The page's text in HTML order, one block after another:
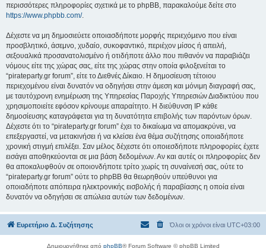
περισσότερες πληροφορίες σχετικά με το phpBB, παρακαλούμε δείτε στο
https://www.phpbb.com/.
Δέχεστε να μη δημοσιεύετε οποιασδήποτε μορφής περιεχόμενο που είναι
προσβλητικό, άσεμνο, χυδαίο, συκοφαντικό, περιέχον μίσος ή απειλή,
σεξουαλικά προσανατολισμένο ή οτιδήποτε άλλο που πιθανόν να παραβιάζει
νόμους είτε της χώρας σας, είτε της χώρας στην οποία φιλοξενείται το
“pirateparty.gr forum”, είτε το Διεθνές Δίκαιο. Η δημοσίευση τέτοιου
περιεχομένου είναι δυνατόν να οδηγήσει στην άμεση και μόνιμη διαγραφή σας,
με ταυτόχρονη ενημέρωση της Υπηρεσίας Παροχής Υπηρεσιών Διαδικτύου που
χρησιμοποιείτε εφόσον κρίνουμε απαραίτητο. Η διεύθυνση IP κάθε
δημοσίευσης καταγράφεται για τη δυνατότητα επιβολής των παρόντων όρων.
Δέχεστε ότι το “pirateparty.gr forum” έχει το δικαίωμα να απομακρύνει, να
επεξεργαστεί, να μετακινήσει ή να κλείσει ένα θέμα συζήτησης οποιαδήποτε
χρονική στιγμή επιλέξει. Σαν μέλος δέχεστε ότι οποιεσδήποτε πληροφορίες έχετε
εισάγει αποθηκεύονται σε μια βάση δεδομένων. Αν και αυτές οι πληροφορίες δεν
θα αποκαλυφθούν σε οποιονδήποτε τρίτο χωρίς τη συναίνεσή σας, ούτε το
“pirateparty.gr forum” ούτε το phpBB θα θεωρηθούν υπεύθυνοι για
οποιαδήποτε απόπειρα ηλεκτρονικής εισβολής ή παραβίασης η οποία είναι
δυνατόν να οδηγήσει σε απώλεια αυτών των δεδομένων.
Ευρετήριο Δ. Συζήτησης Όλοι οι χρόνοι είναι UTC+03:00
Δημιουργήθηκε από phpBB® Forum Software © phpBB Limited